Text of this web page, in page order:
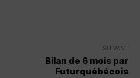
SUIVANT
Bilan de 6 mois par
Futurquébécois